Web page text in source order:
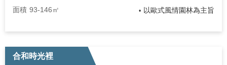
面積 93-146㎡ • 以歐式風情園林為主旨
合和時光裡